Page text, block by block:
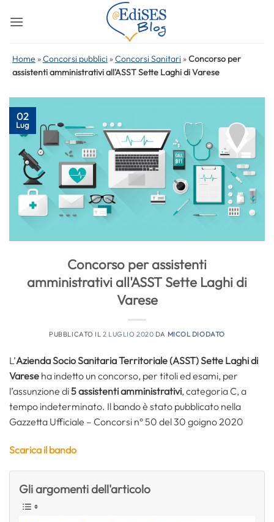
Home »Concorsi pubblici »Concorsi Sanitari »Concorso per
assistenti amministrativi all'ASST Sette Laghi di Varese
02
Lug
Concorso per assistenti
amministrativi all'ASST Sette Laghi di
Varese
PUBBLICATO IL2 LUGLIO 2020 DA MICOL DIODATO
L’Azienda Socio Sanitaria Territoriale (ASST) Sette Laghi di
Varese ha indetto un concorso, per titoli ed esami, per
l’assunzione di5assistenti amministrativi, categoria C, a
tempo indeterminato. Il bando è stato pubblicato nella
Gazzetta Ufficiale – Concorsi n° 50 del 30 goigno 2020
Scarica il bando
Gli argomenti dell'articolo